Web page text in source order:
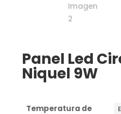
Panel Led
Niquel 9W
Temperatura de